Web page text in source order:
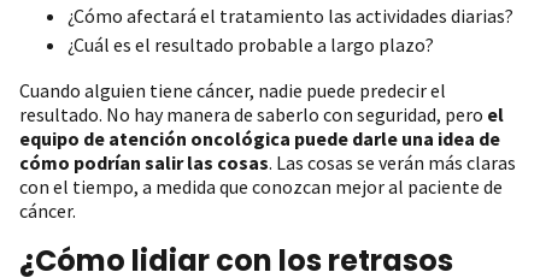
¿Cómo afectará el tratamiento las actividades diarias?
¿Cuál es el resultado probable a largo plazo?
Cuando alguien tiene cáncer, nadie puede predecir el
resultado. No hay manera de saberlo con seguridad, pero el
equipo de atención oncológica puede darle una idea de
cómo podrían salir las cosas. Las cosas se verán más claras
con el tiempo, a medida que conozcan mejor al paciente de
cáncer.
¿Cómo lidiar con los retrasos